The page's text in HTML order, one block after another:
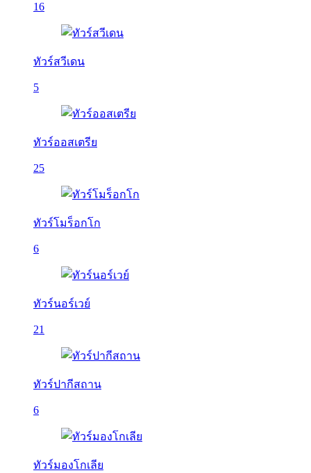
16
ทัวร์สวีเดน
5
ทัวร์ออสเตรีย
25
ทัวร์โมร็อกโก
6
ทัวร์นอร์เวย์
21
ทัวร์ปากีสถาน
6
ทัวร์มองโกเลีย